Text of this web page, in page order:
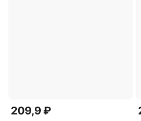
209,9 ₽